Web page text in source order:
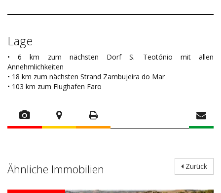
Lage
• 6 km zum nächsten Dorf S. Teotónio mit allen
Annehmlichkeiten
• 18 km zum nächsten Strand Zambujeira do Mar
• 103 km zum Flughafen Faro
Zurück
Ähnliche Immobilien